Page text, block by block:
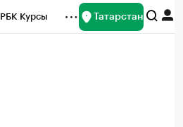
РБК Курсы Татарстан